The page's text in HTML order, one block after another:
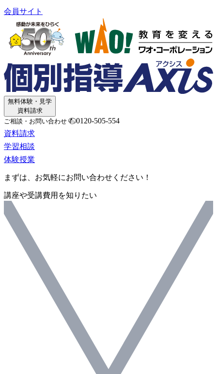
会員サイト
無料体験・見学
資料請求
ご相談・お問い合わせ
0120-505-554
資料請求
学習相談
体験授業
まずは、お気軽にお問い合わせください！
講座や受講費用を知りたい